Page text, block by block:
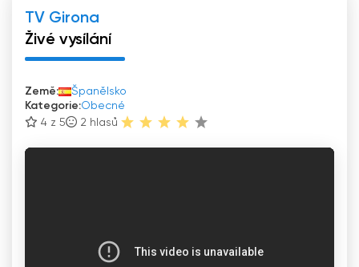
TV Girona
Živé vysílání
Země:
Španělsko
Kategorie:Obecné
4 z 5
2 hlasů